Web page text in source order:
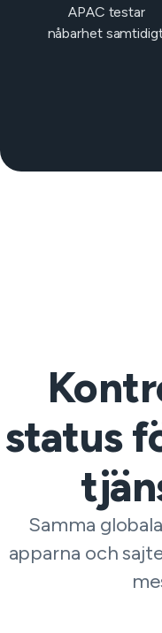
APAC testar
nåbarhet
status
Samma
apparna och